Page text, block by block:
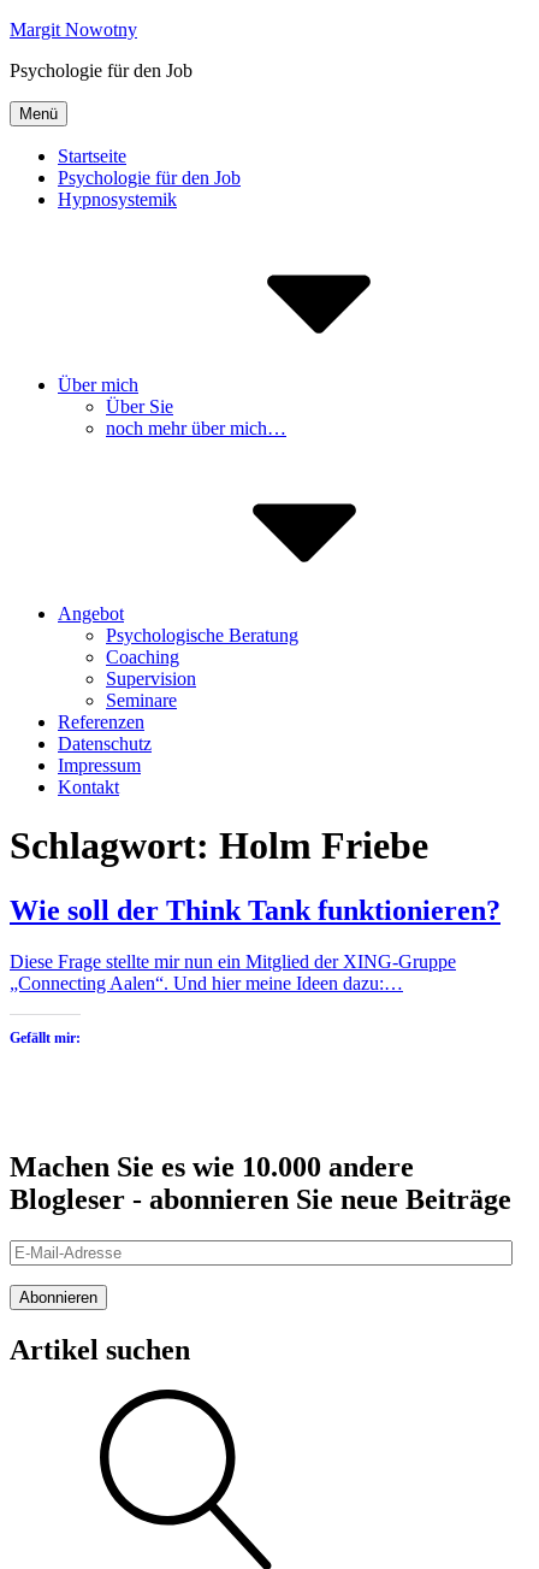
Inhalte
Margit Nowotny
Psychologie für den Job
Menü
Startseite
Psychologie für den Job
Hypnosystemik
Über mich
Über Sie
noch mehr über mich…
Angebot
Psychologische Beratung
Coaching
Supervision
Seminare
Referenzen
Datenschutz
Impressum
Kontakt
Schlagwort: Holm Friebe
Wie soll der Think Tank funktionieren?
Diese Frage stellte mir nun ein Mitglied der XING-Gruppe
„Connecting Aalen“. Und hier meine Ideen dazu:…
Gefällt mir:
Machen Sie es wie 10.000 andere
Blogleser - abonnieren Sie neue Beiträge
E-
Mail-
Adresse
Abonnieren
Artikel suchen